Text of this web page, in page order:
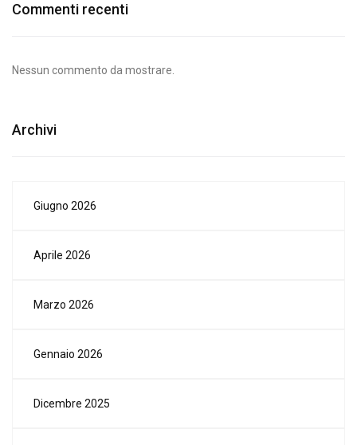
Commenti recenti
Nessun commento da mostrare.
Archivi
Giugno 2026
Aprile 2026
Marzo 2026
Gennaio 2026
Dicembre 2025